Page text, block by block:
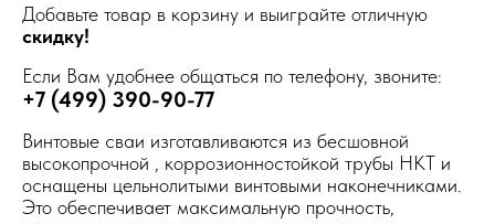
Добавьте товар в корзину и выиграйте отличную
скидку!
Если Вам удобнее общаться по телефону, звоните:
+7 (499) 390-90-77
Винтовые сваи изготавливаются из бесшовной
высокопрочной , коррозионностойкой трубы НКТ и
оснащены цельнолитыми винтовыми наконечниками.
Это обеспечивает максимальную прочность,